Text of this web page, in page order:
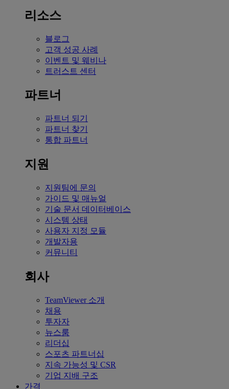
리소스
블로그
고객 성공 사례
이벤트 및 웨비나
트러스트 센터
파트너
파트너 되기
파트너 찾기
통합 파트너
지원
지원팀에 문의
가이드 및 매뉴얼
기술 문서 데이터베이스
시스템 상태
사용자 지정 모듈
개발자용
커뮤니티
회사
TeamViewer 소개
채용
투자자
뉴스룸
리더십
스포츠 파트너십
지속 가능성 및 CSR
기업 지배 구조
가격